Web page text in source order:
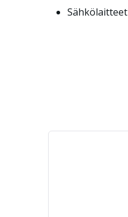
Sähkölaitteet